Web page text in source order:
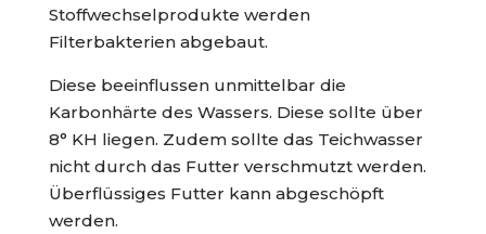
Stoffwechselprodukte werden
Filterbakterien abgebaut.
Diese beeinflussen unmittelbar die
Karbonhärte des Wassers. Diese sollte über
8° KH liegen. Zudem sollte das Teichwasser
nicht durch das Futter verschmutzt werden.
Überflüssiges Futter kann abgeschöpft
werden.